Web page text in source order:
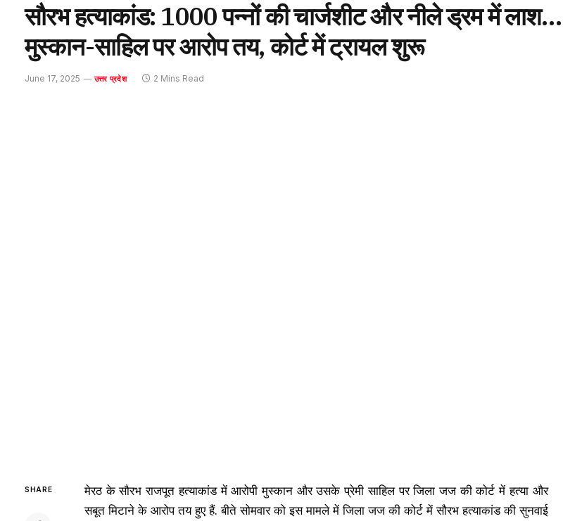
सौरभ हत्याकांड: 1000 पन्नों की चार्जशीट और नीले ड्रम में लाश…
मुस्कान-साहिल पर आरोप तय, कोर्ट में ट्रायल शुरू
June 17, 2025 उत्तर प्रदेश 2 Mins Read
SHARE
मेरठ के सौरभ राजपूत हत्याकांड में आरोपी मुस्कान और उसके प्रेमी साहिल पर जिला जज की कोर्ट में हत्या और
सबूत मिटाने के आरोप तय हुए हैं. बीते सोमवार को इस मामले में जिला जज की कोर्ट में सौरभ हत्याकांड की सुनवाई